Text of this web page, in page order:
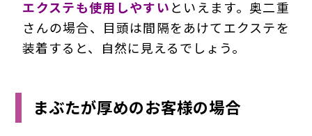
エクステも使用しやすいといえます。奥二重
さんの場合、目頭は間隔をあけてエクステを
装着すると、自然に見えるでしょう。
まぶたが厚めのお客様の場合